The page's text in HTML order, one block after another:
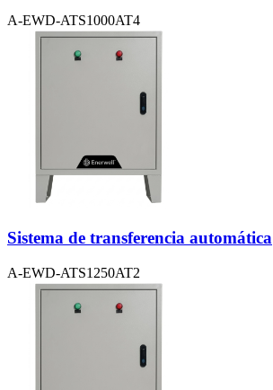
A-EWD-ATS1000AT4
Sistema de transferencia automática
A-EWD-ATS1250AT2